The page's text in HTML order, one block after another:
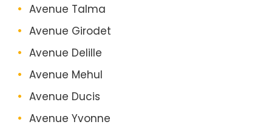
Avenue Talma
Avenue Girodet
Avenue Delille
Avenue Mehul
Avenue Ducis
Avenue Yvonne